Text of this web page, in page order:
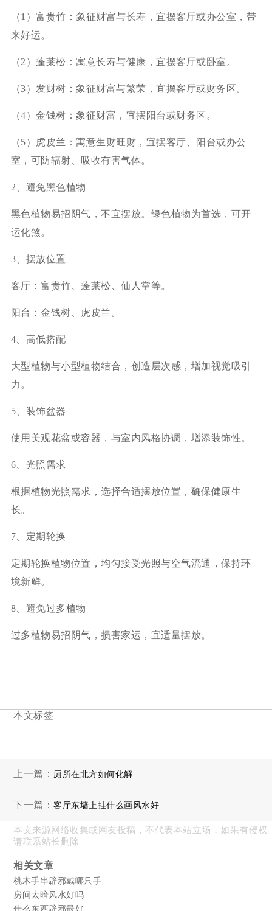
（1）富贵竹：象征财富与长寿，宜摆客厅或办公室，带
来好运。
（2）蓬莱松：寓意长寿与健康，宜摆客厅或卧室。
（3）发财树：象征财富与繁荣，宜摆客厅或财务区。
（4）金钱树：象征财富，宜摆阳台或财务区。
（5）虎皮兰：寓意生财旺财，宜摆客厅、阳台或办公
室，可防辐射、吸收有害气体。
2、避免黑色植物
黑色植物易招阴气，不宜摆放。绿色植物为首选，可开
运化煞。
3、摆放位置
客厅：富贵竹、蓬莱松、仙人掌等。
阳台：金钱树、虎皮兰。
4、高低搭配
大型植物与小型植物结合，创造层次感，增加视觉吸引
力。
5、装饰盆器
使用美观花盆或容器，与室内风格协调，增添装饰性。
6、光照需求
根据植物光照需求，选择合适摆放位置，确保健康生
长。
7、定期轮换
定期轮换植物位置，均匀接受光照与空气流通，保持环
境新鲜。
8、避免过多植物
过多植物易招阴气，损害家运，宜适量摆放。
本文标签
上一篇： 厕所在北方如何化解
下一篇：客厅东墙上挂什么画风水好
本文来源网络收集或网友投稿，不代表本站立场，如果有侵权
请联系站长删除
相关文章
桃木手串辟邪戴哪只手
房间太暗风水好吗
什么东西辟邪最好